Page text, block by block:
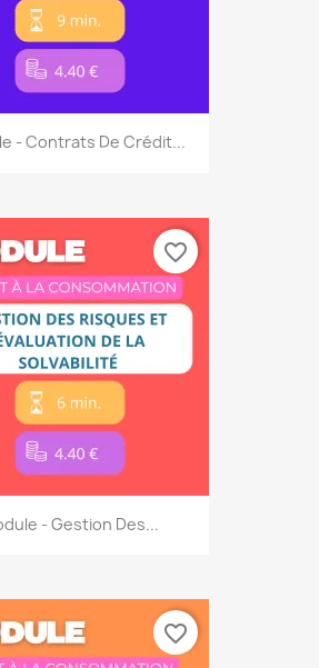
- Contrats De Crédit...
- Gestion Des...
favorite_border
favorite_border